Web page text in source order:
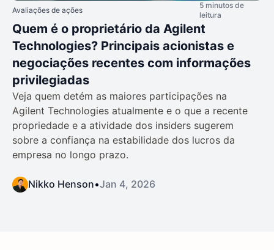
Avaliações de ações
5 minutos de
leitura
Quem é o proprietário da Agilent
Technologies? Principais acionistas e
negociações recentes com informações
privilegiadas
Veja quem detém as maiores participações na
Agilent Technologies atualmente e o que a recente
propriedade e a atividade dos insiders sugerem
sobre a confiança na estabilidade dos lucros da
empresa no longo prazo.
Nikko Henson•Jan 4, 2026